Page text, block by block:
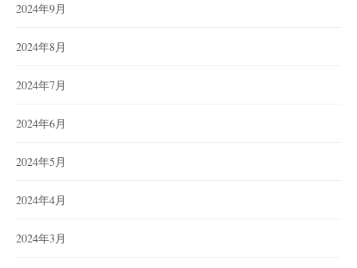
2024年9月
2024年8月
2024年7月
2024年6月
2024年5月
2024年4月
2024年3月